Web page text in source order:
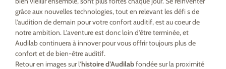
grâce aux nouvelles technologies, tout en relevant les défi s de
l’audition de demain pour votre confort auditif, est au coeur de
notre ambition. L’aventure est donc loin d’être terminée, et
Audilab continuera à innover pour vous offrir toujours plus de
confort et de bien-être auditif.
Retour en images sur l’histoire d’Audilabfondée sur la proximité